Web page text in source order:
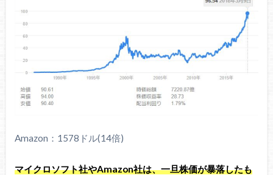
Amazon：1578ドル(14倍)
マイクロソフト社やAmazon社は、一旦株価が暴落したも